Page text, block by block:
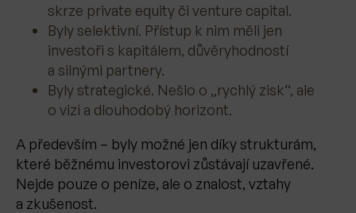
skrze private equity či venture capital.
Byly selektivní. Přístup k nim měli jen
investoři s kapitálem, důvěryhodností
a silnými partnery.
Byly strategické. Nešlo o „rychlý zisk“, ale
o vizi a dlouhodobý horizont.
A především – byly možné jen díky strukturám,
které běžnému investorovi zůstávají uzavřené.
Nejde pouze o peníze, ale o znalost, vztahy
a zkušenost.